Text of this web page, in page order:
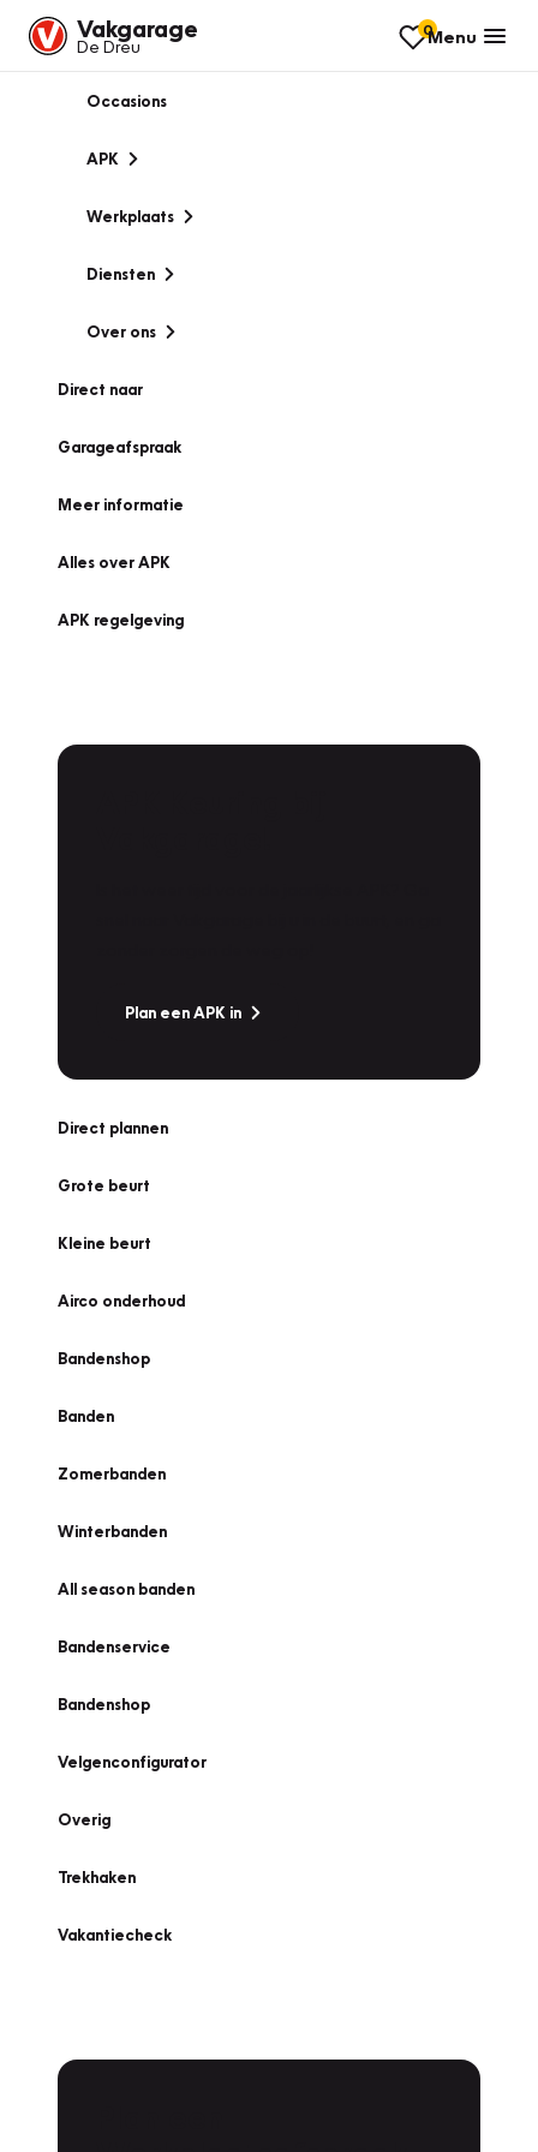
Vakgarage
De Dreu
0Menu
Occasions
APK
Werkplaats
Diensten
Over ons
Direct naar
Garageafspraak
Meer informatie
Alles over APK
APK regelgeving
Plan een APK in
Direct plannen
Grote beurt
Kleine beurt
Airco onderhoud
Bandenshop
Banden
Zomerbanden
Winterbanden
All season banden
Bandenservice
Bandenshop
Velgenconfigurator
Overig
Trekhaken
Vakantiecheck